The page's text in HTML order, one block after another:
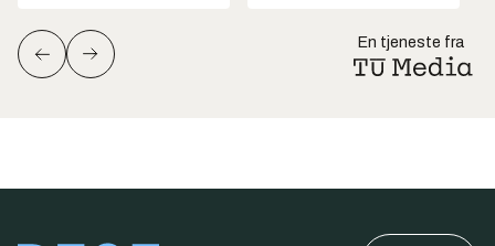
En tjeneste fra